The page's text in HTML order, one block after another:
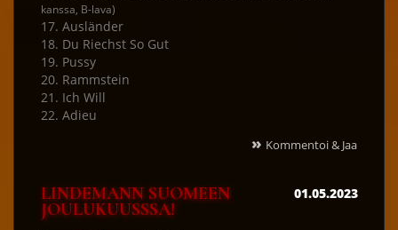
kanssa, B-lava)
17. Ausländer
18. Du Riechst So Gut
19. Pussy
20. Rammstein
21. Ich Will
22. Adieu
» Kommentoi & Jaa
LINDEMANN SUOMEEN
JOULUKUUSSSA!
01.05.2023